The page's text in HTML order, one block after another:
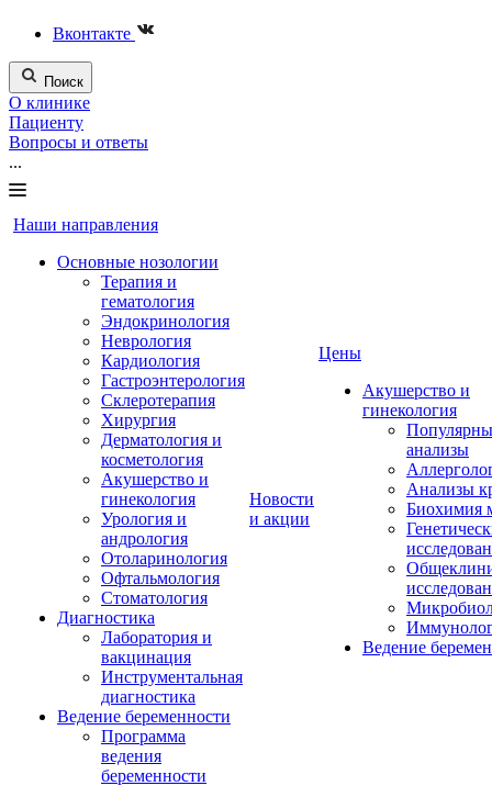
Вконтакте
Поиск
О клинике
Пациенту
Вопросы и ответы
...
Наши направления
Основные нозологии
Терапия и
гематология
Эндокринология
Неврология
Кардиология
Гастроэнтерология
Склеротерапия
Хирургия
Дерматология и
косметология
Акушерство и
гинекология
Урология и
андрология
Отоларинология
Офтальмология
Стоматология
Диагностика
Лаборатория и
вакцинация
Инструментальная
диагностика
Ведение беременности
Программа
ведения
беременности
Новости
и акции
Цены
Акушерство и
гинекология
анализы
Анализы
Биохимия
Ведение